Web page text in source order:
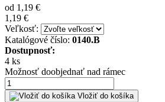
od 1,19 €
1,19 €
Veľkosť:
Katalógové číslo: 0140.B
Dostupnosť:
4 ks
Možnosť doobjednať nad rámec
Vložiť do košíka